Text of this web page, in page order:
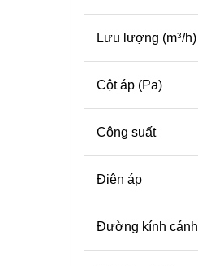
Lưu lượng (m3/h)
Cột áp (Pa)
Công suất
Điện áp
Đường kính cánh